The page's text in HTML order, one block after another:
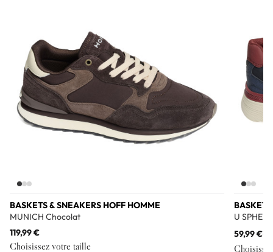
BASKETS & SNEAKERS HOFF HOMME
MUNICH Chocolat
119,99 €
Choisissez votre taille
U
59,99 €